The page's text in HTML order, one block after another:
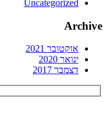
Uncategorized
Archive
אוקטובר 2021
ינואר 2020
דצמבר 2017